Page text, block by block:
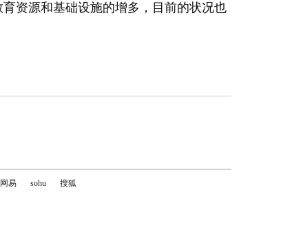
资源和基础设施的增多，目前的状况也
网易 sohu 搜狐